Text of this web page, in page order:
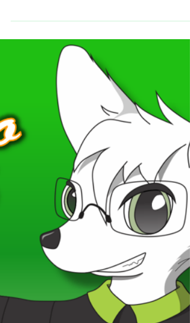
Ensino Infantil - Matrículas
Abertas
A ORBIS tem o Prazer de abrir as matrículas
para 2019 do mais novo Ensino Infantil! Agora
crianças de 4 e 5 anos também podem
aprender...